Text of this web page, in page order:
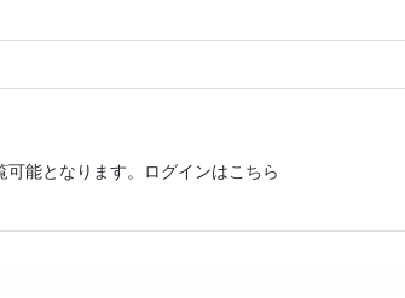
能となります。ログインは こちら